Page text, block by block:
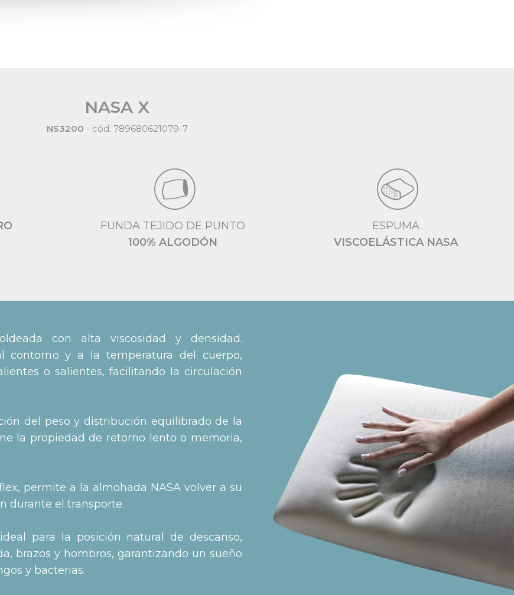
NASA X
NS3200 - cód. 789680621079-7
FUNDA TEJIDO DE PUNTO
100% ALGODÓN
ESPUMA
VISCOELÁSTICA NASA
con alta viscosidad y densidad.
contorno y a la temperatura del cuerpo,
o salientes, facilitando la circulación
del peso y distribución equilibrado de la
la propiedad de retorno lento o memoria,
permite a la almohada NASA volver a su
durante el transporte.
para la posición natural de descanso,
brazos y hombros, garantizando un sueño
y bacterias.